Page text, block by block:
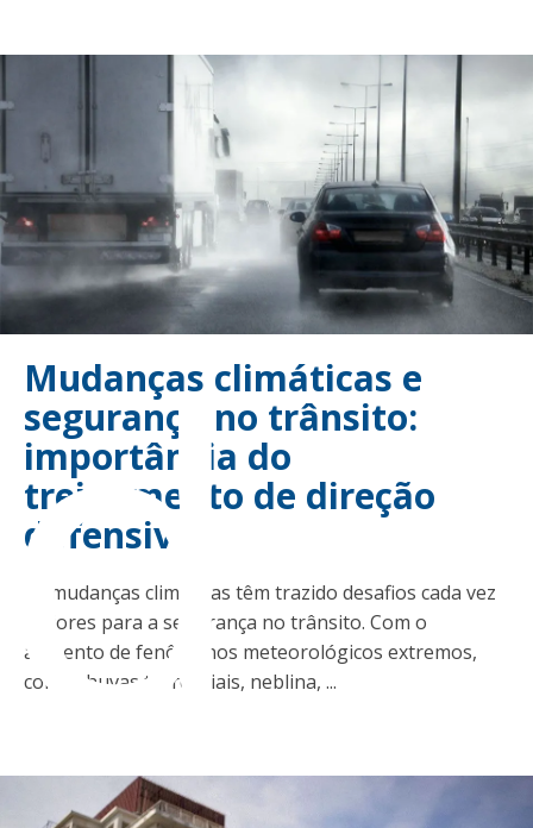
Mudanças climáticas e
segurança no trânsito:
importância do
treinamento de direção
defensiva
As mudanças climáticas têm trazido desafios cada vez
maiores para a segurança no trânsito. Com o
aumento de fenômenos meteorológicos extremos,
como chuvas torrenciais, neblina, ...